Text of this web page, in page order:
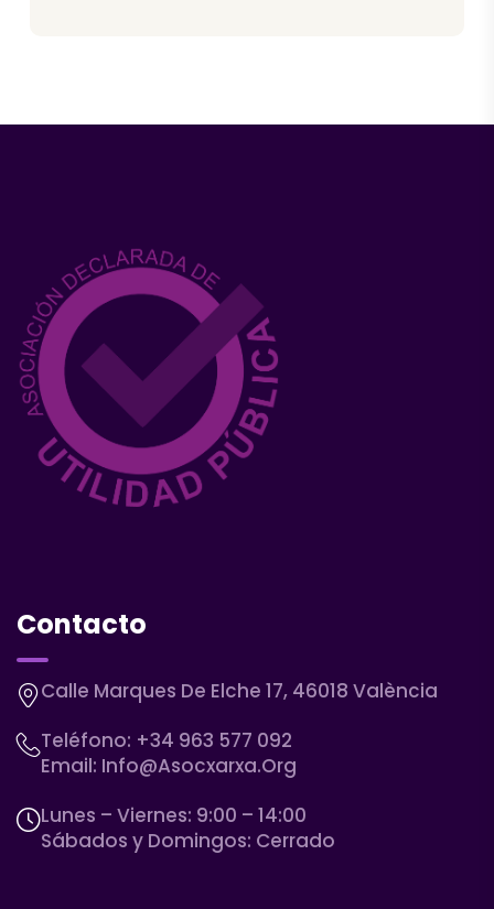
Contacto
Calle Marques De Elche 17, 46018 València
Teléfono: +34 963 577 092
Email: Info@asocxarxa.org
Lunes – Viernes: 9:00 – 14:00
Sábados y Domingos: Cerrado